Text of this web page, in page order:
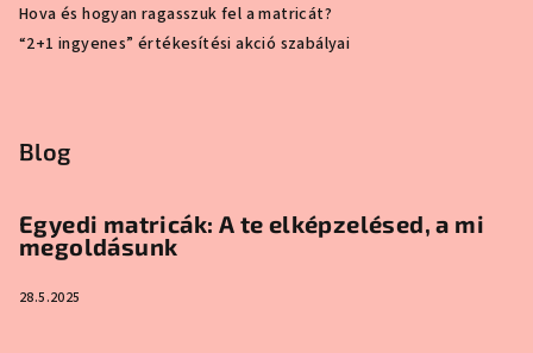
Hova és hogyan ragasszuk fel a matricát?
“2+1 ingyenes” értékesítési akció szabályai
Blog
Egyedi matricák: A te elképzelésed, a mi
megoldásunk
28.5.2025